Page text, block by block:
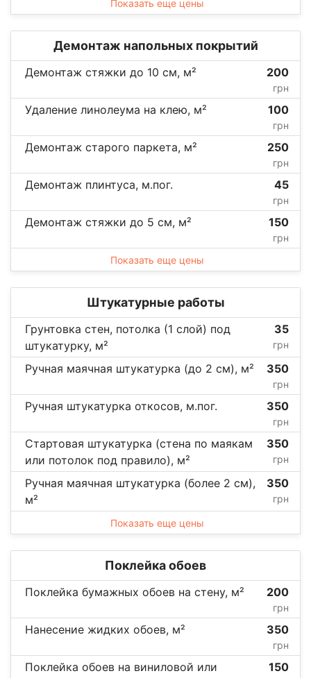
Показать еще цены
Демонтаж напольных покрытий
Демонтаж стяжки до 10 см, м² 200
грн
Удаление линолеума на клею, м² 100
грн
Демонтаж старого паркета, м² 250
грн
Демонтаж плинтуса, м.пог. 45
грн
Демонтаж стяжки до 5 см, м² 150
грн
Показать еще цены
Штукатурные работы
Грунтовка стен, потолка (1 слой) под
штукатурку, м²
35
грн
Ручная маячная штукатурка (до 2 см), м² 350
грн
Ручная штукатурка откосов, м.пог. 350
грн
Стартовая штукатурка (стена по маякам
или потолок под правило), м²
350
грн
Ручная маячная штукатурка (более 2 см),
м²
350
грн
Показать еще цены
Поклейка обоев
Поклейка бумажных обоев на стену, м² 200
грн
Нанесение жидких обоев, м² 350
грн
Поклейка обоев на виниловой или
150